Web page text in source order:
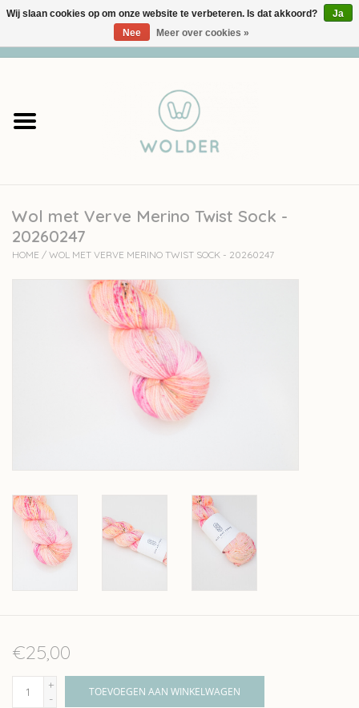
Garens
Accessoires
workshops
Wol met Verve Merino Twist Sock -
20260247
HOME / WOL MET VERVE MERINO TWIST SOCK - 20260247
€25,00
+
-
TOEVOEGEN AAN WINKELWAGEN
Wij slaan cookies op om onze website te verbeteren. Is dat akkoord?
Ja
Nee
Meer over cookies »